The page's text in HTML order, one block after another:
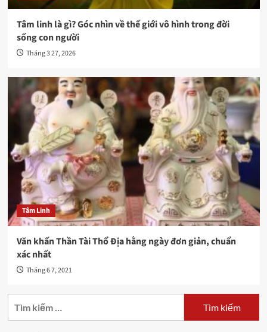
Tâm linh là gì? Góc nhìn về thế giới vô hình trong đời
sống con người
Tháng 3 27, 2026
Tâm Linh
Văn khấn Thần Tài Thổ Địa hằng ngày đơn giản, chuẩn
xác nhất
Tháng 6 7, 2021